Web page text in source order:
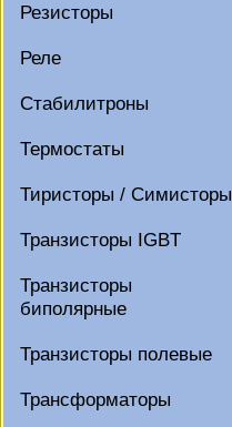
Резисторы
Реле
Стабилитроны
Термостаты
Тиристоры / Симисторы
Транзисторы IGBT
Транзисторы
биполярные
Транзисторы полевые
Трансформаторы